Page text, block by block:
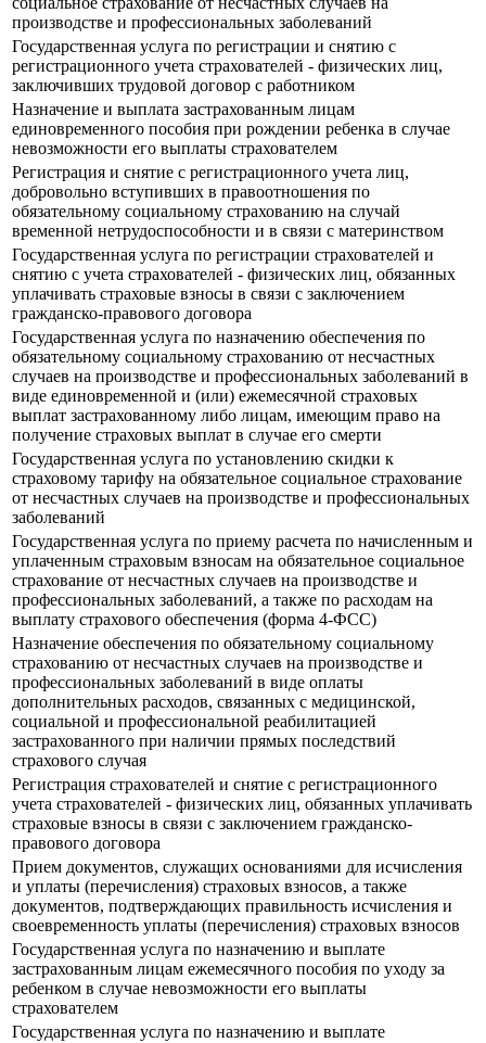
производстве и профессиональных заболеваний
Государственная услуга по регистрации и снятию с
регистрационного учета страхователей - физических лиц,
заключивших трудовой договор с работником
Назначение и выплата застрахованным лицам
единовременного пособия при рождении ребенка в случае
невозможности его выплаты страхователем
Регистрация и снятие с регистрационного учета лиц,
добровольно вступивших в правоотношения по
обязательному социальному страхованию на случай
временной нетрудоспособности и в связи с материнством
Государственная услуга по регистрации страхователей и
снятию с учета страхователей - физических лиц, обязанных
уплачивать страховые взносы в связи с заключением
гражданско-правового договора
Государственная услуга по назначению обеспечения по
обязательному социальному страхованию от несчастных
случаев на производстве и профессиональных заболеваний в
виде единовременной и (или) ежемесячной страховых
выплат застрахованному либо лицам, имеющим право на
получение страховых выплат в случае его смерти
Государственная услуга по установлению скидки к
страховому тарифу на обязательное социальное страхование
от несчастных случаев на производстве и профессиональных
заболеваний
Государственная услуга по приему расчета по начисленным и
уплаченным страховым взносам на обязательное социальное
страхование от несчастных случаев на производстве и
профессиональных заболеваний, а также по расходам на
выплату страхового обеспечения (форма 4-ФСС)
Назначение обеспечения по обязательному социальному
страхованию от несчастных случаев на производстве и
профессиональных заболеваний в виде оплаты
дополнительных расходов, связанных с медицинской,
социальной и профессиональной реабилитацией
застрахованного при наличии прямых последствий
страхового случая
Регистрация страхователей и снятие с регистрационного
учета страхователей - физических лиц, обязанных уплачивать
страховые взносы в связи с заключением гражданско-
правового договора
Прием документов, служащих основаниями для исчисления
и уплаты (перечисления) страховых взносов, а также
документов, подтверждающих правильность исчисления и
своевременность уплаты (перечисления) страховых взносов
Государственная услуга по назначению и выплате
застрахованным лицам ежемесячного пособия по уходу за
ребенком в случае невозможности его выплаты
страхователем
Государственная услуга по назначению и выплате